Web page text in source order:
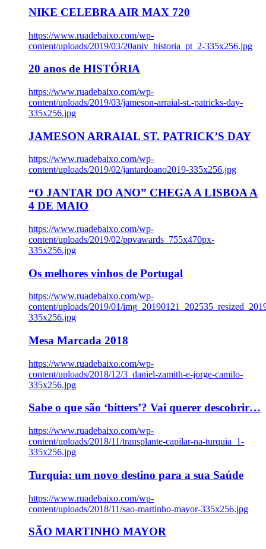
NIKE CELEBRA AIR MAX 720
https://www.ruadebaixo.com/wp-
content/uploads/2019/03/20aniv_historia_pt_2-335x256.jpg
20 anos de HISTÓRIA
https://www.ruadebaixo.com/wp-
content/uploads/2019/03/jameson-arraial-st.-patricks-day-
335x256.jpg
JAMESON ARRAIAL ST. PATRICK’S DAY
https://www.ruadebaixo.com/wp-
content/uploads/2019/02/jantardoano2019-335x256.jpg
“O JANTAR DO ANO” CHEGA A LISBOA A
4 DE MAIO
https://www.ruadebaixo.com/wp-
content/uploads/2019/02/ppvawards_755x470px-
335x256.jpg
Os melhores vinhos de Portugal
https://www.ruadebaixo.com/wp-
content/uploads/2019/01/
335x256.jpg
Mesa Marcada 2018
https://www.ruadebaixo.com/wp-
content/uploads/2018/12/3_daniel-zamith-e-jorge-camilo-
335x256.jpg
Sabe o que são ‘bitters’? Vai querer descobrir…
https://www.ruadebaixo.com/wp-
content/uploads/2018/11/transplante-capilar-na-turquia_1-
335x256.jpg
Turquia: um novo destino para a sua Saúde
https://www.ruadebaixo.com/wp-
content/uploads/2018/11/sao-martinho-mayor-335x256.jpg
SÃO MARTINHO MAYOR